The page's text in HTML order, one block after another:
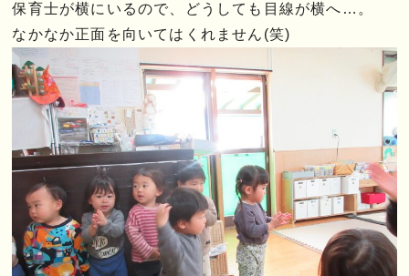
保育士が横にいるので、どうしても目線が横へ…。
なかなか正面を向いてはくれません(笑)